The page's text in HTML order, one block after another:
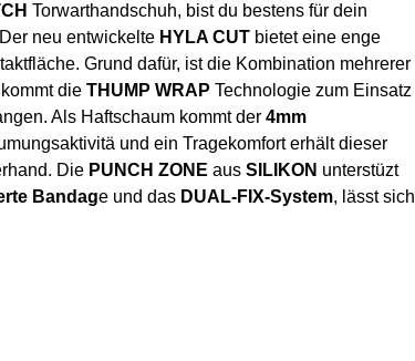
Torwarthandschuh, bist du bestens für dein
neu entwickelte HYLA CUT bietet eine enge
Grund dafür, ist die Kombination mehrerer
die THUMP WRAP Technologie zum Einsatz
Als Haftschaum kommt der 4mm
und ein Tragekomfort erhält dieser
Die PUNCH ZONE aus SILIKON unterstüzt
Bandage und das DUAL-FIX-System, lässt sich